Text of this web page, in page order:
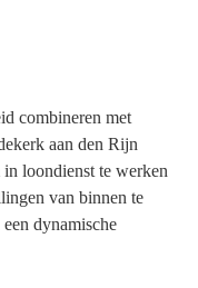
combineren met
aan den Rijn
loondienst te werken
van binnen te
dynamische